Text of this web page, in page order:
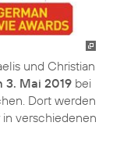
und Christian
3. Mai 2019 bei
Dort werden
verschiedenen